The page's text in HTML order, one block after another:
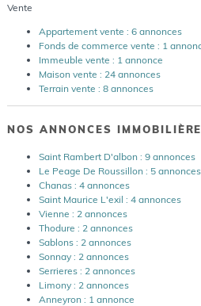
Vente
Appartement vente : 6 annonces
Fonds de commerce vente : 1
Immeuble vente : 1 annonce
Maison vente : 24 annonces
Terrain vente : 8 annonces
NOS ANNONCES
Saint Rambert D'albon : 9 annonces
Le Peage De Roussillon : 5 annonces
Chanas : 4 annonces
Saint Maurice L'exil : 4 annonces
Vienne : 2 annonces
Thodure : 2 annonces
Sablons : 2 annonces
Sonnay : 2 annonces
Serrieres : 2 annonces
Limony : 2 annonces
Anneyron : 1 annonce